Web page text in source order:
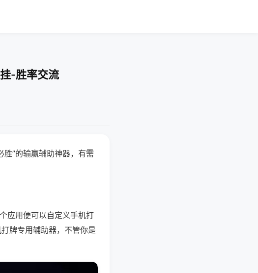
-胜率交流
”的输赢辅助神器，有需
应用便可以自定义手机打
牌专用辅助器，不管你是